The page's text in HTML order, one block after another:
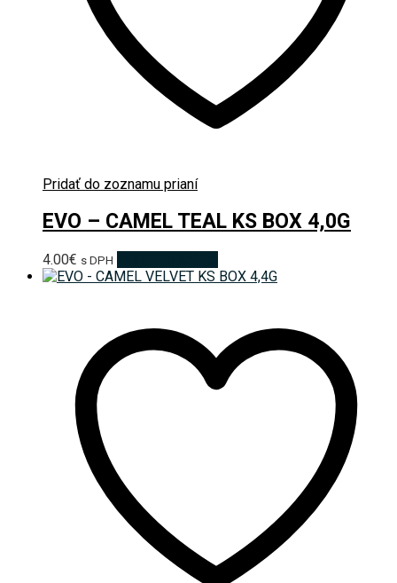
Pridať do zoznamu prianí
EVO – CAMEL TEAL KS BOX 4,0G
4.00€ s DPH